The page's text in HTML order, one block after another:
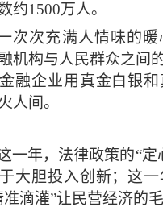
约1500万人。
次次充满人情味的
机构与人民群众之间
融企业用真金白银
人间。
一年，法律政策的“定
大胆投入创新；这
准滴灌”让民营经济的